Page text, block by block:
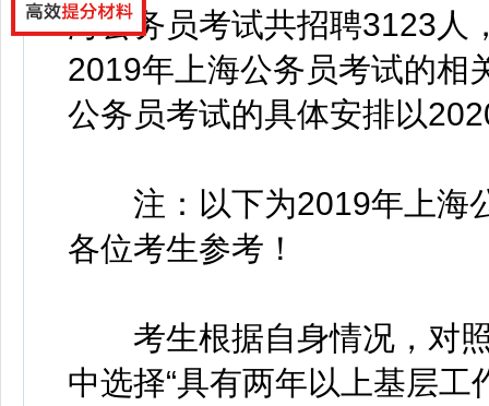
海公务员考试共招聘3123人
2019年上海公务员考试的相
公务员考试的具体安排以
注：以下为2019年上海
各位考生参考！
考生根据自身情况，对照
中选择“具有两年以上基层工